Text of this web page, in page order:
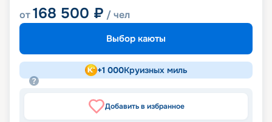
от168 500 ₽ / чел
Выбор каюты
+1 000Круизных миль
Добавить в избранное